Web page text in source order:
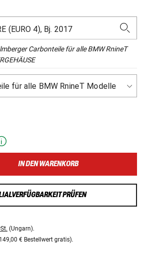
Carbonteile für alle BMW RnineT
IN DEN WARENKORB
PRÜFEN
(Ungarn).
€ Bestellwert gratis).